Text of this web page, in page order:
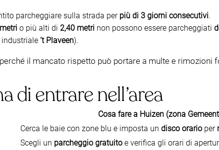
parcheggiare sulla strada per più di 3 giorni consecutivi.
o più alti di 2,40 metri non possono essere parcheggiati
industriale ’t Plaveen).
il mancato rispetto può portare a multe e rimozioni
di entrare nell’area
Cosa fare a Huizen (zona
Cerca le baie con zone blu e imposta un disco orario per
Scegli un parcheggio gratuito e verifica gli orari di